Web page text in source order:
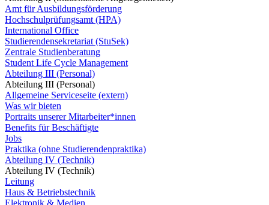
Amt für Ausbildungsförderung
Hochschulprüfungsamt (HPA)
International Office
Studierendensekretariat (StuSek)
Zentrale Studienberatung
Student Life Cycle Management
Abteilung III (Personal)
Abteilung III (Personal)
Allgemeine Serviceseite (extern)
Was wir bieten
Portraits unserer Mitarbeiter*innen
Benefits für Beschäftigte
Jobs
Praktika (ohne Studierendenpraktika)
Abteilung IV (Technik)
Abteilung IV (Technik)
Leitung
Haus & Betriebstechnik
Elektronik & Medien